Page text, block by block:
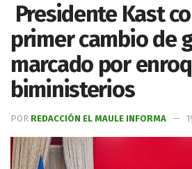
Presidente Kast
primer cambio de
marcado por
biministerios
POR REDACCIÓN EL MAULE INFORMA